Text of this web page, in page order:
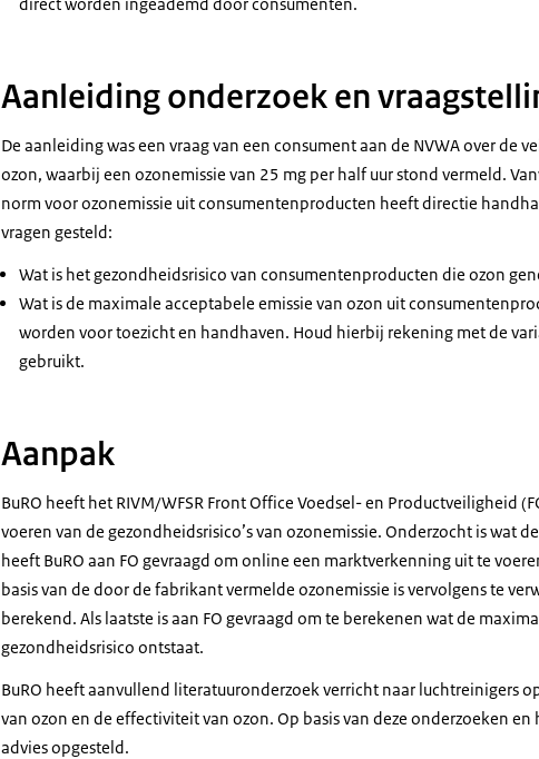
Aanleiding onderzoek en
De aanleiding was een vraag van een consument aan de NVWA over de
ozon, waarbij een ozonemissie van 25 mg per half uur stond vermeld.
norm voor ozonemissie uit consumentenproducten heeft directie
vragen gesteld:
Wat is het gezondheidsrisico van consumentenproducten die ozon
Wat is de maximale acceptabele emissie van ozon uit
worden voor toezicht en handhaven. Houd hierbij rekening met de
gebruikt.
Aanpak
BuRO heeft het RIVM/WFSR Front Office Voedsel- en Productveiligheid
voeren van de gezondheidsrisico’s van ozonemissie. Onderzocht is wat
heeft BuRO aan FO gevraagd om online een marktverkenning uit te
basis van de door de fabrikant vermelde ozonemissie is vervolgens te
berekend. Als laatste is aan FO gevraagd om te berekenen wat de
gezondheidsrisico ontstaat.
BuRO heeft aanvullend literatuuronderzoek verricht naar luchtreinigers
van ozon en de effectiviteit van ozon. Op basis van deze onderzoeken
advies opgesteld.